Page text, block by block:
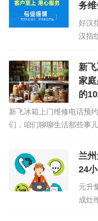
务
好汉
汉指
全国
新飞
家
的
新飞冰箱上门维修电话预
们，咱们聊聊生活那些事
用冰箱也能长期保存，省
兰
24
元升
成灶